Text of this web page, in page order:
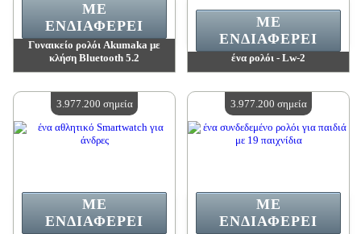
Γυναικείο ρολόι Akumaka με
κλήση Bluetooth 5.2
Διαθέσιμη ποσότητα:4
ΜΕ
ΕΝΔΙΑΦΈΡΕΙ
ένα ρολόι - Lw-2
Διαθέσιμη ποσότητα:4
ΜΕ
ΕΝΔΙΑΦΈΡΕΙ
ΜΕ
ΕΝΔΙΑΦΈΡΕΙ
3.977.200 σημεία
ΜΕ
ΕΝΔΙΑΦΈΡΕΙ
3.977.200 σημεία